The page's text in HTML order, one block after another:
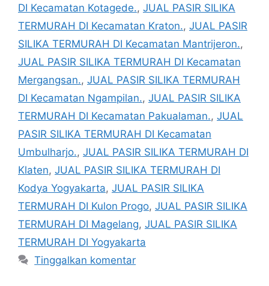
DI Kecamatan Kotagede., JUAL PASIR SILIKA
TERMURAH DI Kecamatan Kraton., JUAL PASIR
SILIKA TERMURAH DI Kecamatan Mantrijeron.,
JUAL PASIR SILIKA TERMURAH DI Kecamatan
Mergangsan., JUAL PASIR SILIKA TERMURAH
DI Kecamatan Ngampilan., JUAL PASIR SILIKA
TERMURAH DI Kecamatan Pakualaman., JUAL
PASIR SILIKA TERMURAH DI Kecamatan
Umbulharjo., JUAL PASIR SILIKA TERMURAH DI
Klaten, JUAL PASIR SILIKA TERMURAH DI
Kodya Yogyakarta, JUAL PASIR SILIKA
TERMURAH DI Kulon Progo, JUAL PASIR SILIKA
TERMURAH DI Magelang, JUAL PASIR SILIKA
TERMURAH DI Yogyakarta
Tinggalkan komentar